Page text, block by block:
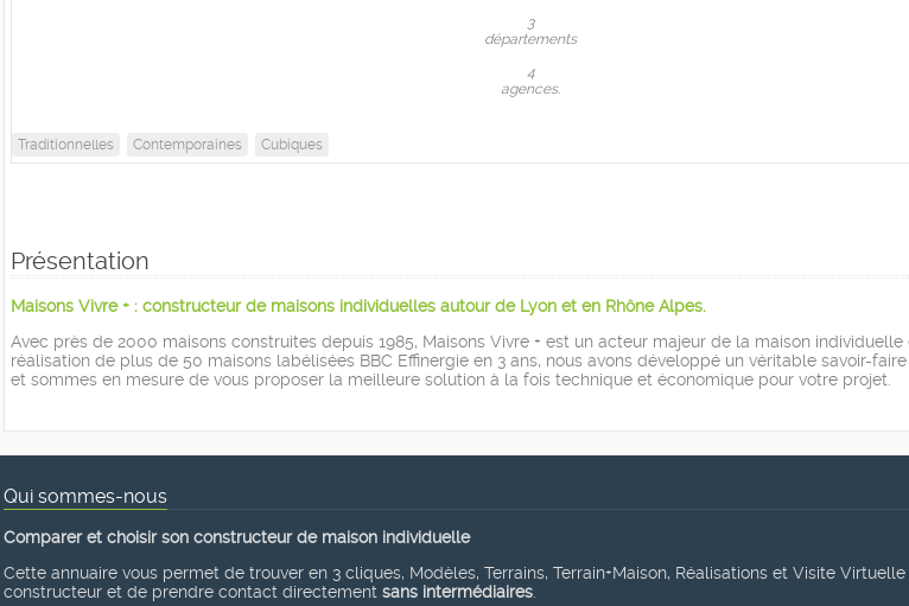
3
départements
4
agences.
Traditionnelles Contemporaines Cubiques
Présentation
Maisons Vivre + : constructeur de maisons individuelles autour de Lyon et en Rhône Alpes.
Avec près de 2000 maisons construites depuis 1985, Maisons Vivre + est un acteur majeur de la maison individuelle
réalisation de plus de 50 maisons labélisées BBC Effinergie en 3 ans, nous avons développé un véritable savoir-
et sommes en mesure de vous proposer la meilleure solution à la fois technique et économique pour votre projet.
Qui sommes-nous
Comparer et choisir son constructeur de maison individuelle
Cette annuaire vous permet de trouver en 3 cliques, Modèles, Terrains, Terrain+Maison, Réalisations et Visite
constructeur et de prendre contact directement sans intermédiaires.